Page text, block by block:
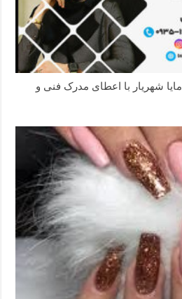
شهریار با اعطای مدرک فنی و